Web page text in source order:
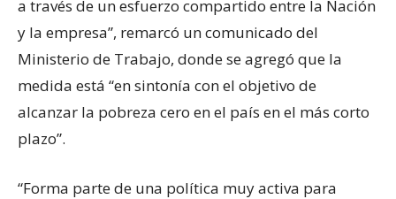
a través de un esfuerzo compartido entre la Nación
y la empresa”, remarcó un comunicado del
Ministerio de Trabajo, donde se agregó que la
medida está “en sintonía con el objetivo de
alcanzar la pobreza cero en el país en el más corto
plazo”.
“Forma parte de una política muy activa para